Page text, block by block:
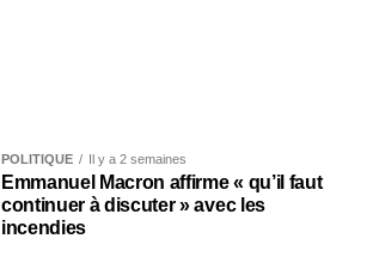
POLITIQUE Il y a 2 semaines
Emmanuel Macron affirme « qu’il faut
continuer à discuter » avec les
incendies